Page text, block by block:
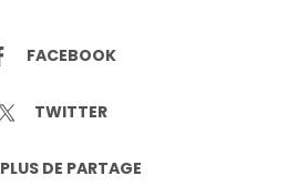
FACEBOOK
TWITTER
PLUS DE PARTAGE